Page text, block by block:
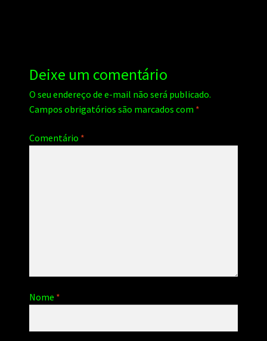
Deixe um comentário
O seu endereço de e-mail não será publicado.
Campos obrigatórios são marcados com *
Comentário *
Nome *